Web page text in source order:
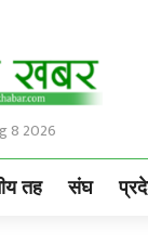
8 2026
तह संघ